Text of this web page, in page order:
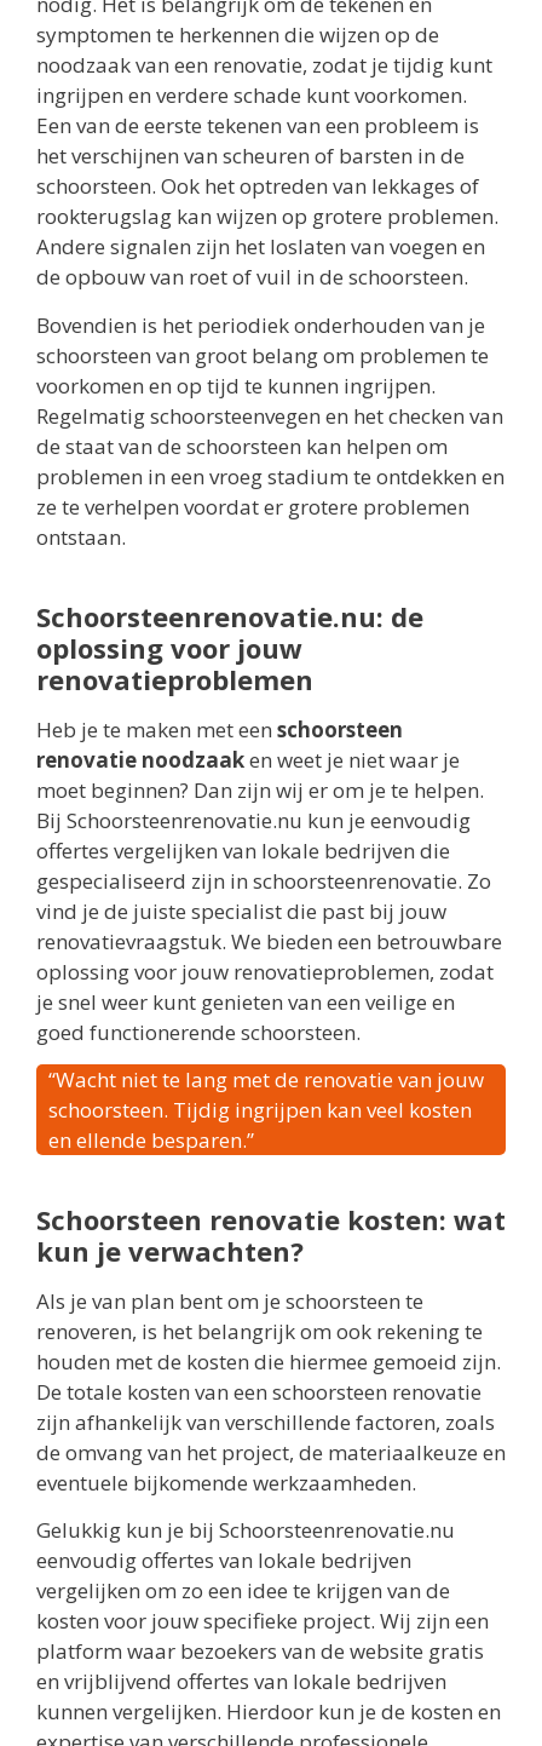
symptomen te herkennen die wijzen op de
noodzaak van een renovatie, zodat je tijdig kunt
ingrijpen en verdere schade kunt voorkomen.
Een van de eerste tekenen van een probleem is
het verschijnen van scheuren of barsten in de
schoorsteen. Ook het optreden van lekkages of
rookterugslag kan wijzen op grotere problemen.
Andere signalen zijn het loslaten van voegen en
de opbouw van roet of vuil in de schoorsteen.
Bovendien is het periodiek onderhouden van je
schoorsteen van groot belang om problemen te
voorkomen en op tijd te kunnen ingrijpen.
Regelmatig schoorsteenvegen en het checken van
de staat van de schoorsteen kan helpen om
problemen in een vroeg stadium te ontdekken en
ze te verhelpen voordat er grotere problemen
ontstaan.
Schoorsteenrenovatie.nu: de
oplossing voor jouw
renovatieproblemen
Heb je te maken met een schoorsteen
renovatie noodzaaken weet je niet waar je
moet beginnen? Dan zijn wij er om je te helpen.
Bij Schoorsteenrenovatie.nu kun je eenvoudig
offertes vergelijken van lokale bedrijven die
gespecialiseerd zijn in schoorsteenrenovatie. Zo
vind je de juiste specialist die past bij jouw
renovatievraagstuk. We bieden een betrouwbare
oplossing voor jouw renovatieproblemen, zodat
je snel weer kunt genieten van een veilige en
goed functionerende schoorsteen.
“Wacht niet te lang met de renovatie van jouw
schoorsteen. Tijdig ingrijpen kan veel kosten
en ellende besparen.”
Schoorsteen renovatie kosten: wat
kun je verwachten?
Als je van plan bent om je schoorsteen te
renoveren, is het belangrijk om ook rekening te
houden met de kosten die hiermee gemoeid zijn.
De totale kosten van een schoorsteen renovatie
zijn afhankelijk van verschillende factoren, zoals
de omvang van het project, de materiaalkeuze en
eventuele bijkomende werkzaamheden.
Gelukkig kun je bij Schoorsteenrenovatie.nu
eenvoudig offertes van lokale bedrijven
vergelijken om zo een idee te krijgen van de
kosten voor jouw specifieke project. Wij zijn een
platform waar bezoekers van de website gratis
en vrijblijvend offertes van lokale bedrijven
kunnen vergelijken. Hierdoor kun je de kosten en